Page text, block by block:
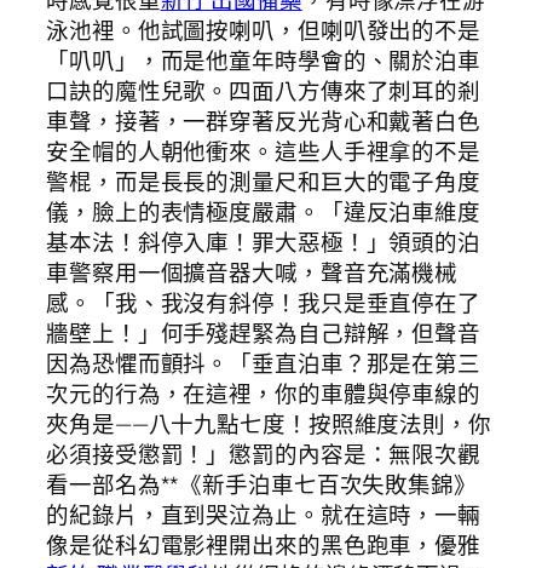
泳池裡。他試圖按喇叭，但喇叭發出的不是
「叭叭」，而是他童年時學會的、關於泊車
口訣的魔性兒歌。四面八方傳來了刺耳的剎
車聲，接著，一群穿著反光背心和戴著白色
安全帽的人朝他衝來。這些人手裡拿的不是
警棍，而是長長的測量尺和巨大的電子角度
儀，臉上的表情極度嚴肅。「違反泊車維度
基本法！斜停入庫！罪大惡極！」領頭的泊
車警察用一個擴音器大喊，聲音充滿機械
感。「我、我沒有斜停！我只是垂直停在了
牆壁上！」何手殘趕緊為自己辯解，但聲音
因為恐懼而顫抖。「垂直泊車？那是在第三
次元的行為，在這裡，你的車體與停車線的
夾角是——八十九點七度！按照維度法則，你
必須接受懲罰！」懲罰的內容是：無限次觀
看一部名為**《新手泊車七百次失敗集錦》
的紀錄片，直到哭泣為止。就在這時，一輛
像是從科幻電影裡開出來的黑色跑車，優雅